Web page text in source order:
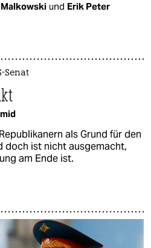
und Erik Peter
Senat
als Grund für den
doch ist nicht ausgemacht,
am Ende ist.